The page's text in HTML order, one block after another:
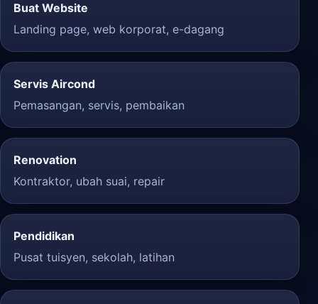
Buat Website
Landing page, web korporat, e-dagang
Servis Aircond
Pemasangan, servis, pembaikan
Renovation
Kontraktor, ubah suai, repair
Pendidikan
Pusat tuisyen, sekolah, latihan